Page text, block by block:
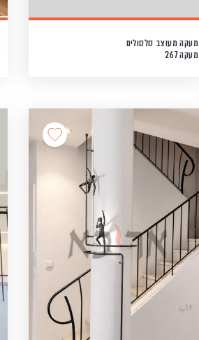
מעקה מעוצב סלסולים
מעקה 267